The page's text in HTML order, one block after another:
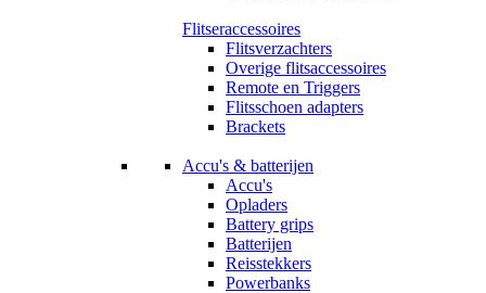
Flitseraccessoires
Flitsverzachters
Overige flitsaccessoires
Remote en Triggers
Flitsschoen adapters
Brackets
Accu's & batterijen
Accu's
Opladers
Battery grips
Batterijen
Reisstekkers
Powerbanks